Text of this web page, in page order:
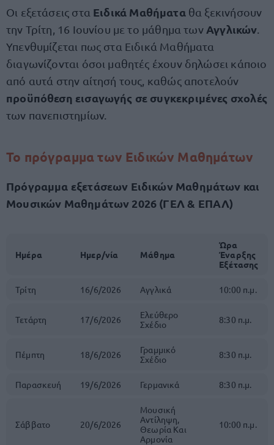
Οι εξετάσεις στα Ειδικά Μαθήματα θα ξεκινήσουν
την Τρίτη, 16 Ιουνίου με το μάθημα των Αγγλικών
Υπενθυμίζεται πως στα Ειδικά Μαθήματα
διαγωνίζονται όσοι μαθητές έχουν δηλώσει κάποιο
από αυτά στην αίτησή τους, καθώς αποτελούν
προϋπόθεση εισαγωγής σε συγκεκριμένες σχολές
των πανεπιστημίων.
Το πρόγραμμα των Ειδικών Μαθημάτων
Πρόγραμμα εξετάσεων Ειδικών Μαθημάτων και
Μουσικών Μαθημάτων 2026 (ΓΕΛ & ΕΠΑΛ)
Ημέρα Ημερ/νία Μάθημα
Ώρα
Έναρξης
Εξέτασης
Τρίτη 16/6/2026 Αγγλικά 10:00 π.μ.
Τετάρτη 17/6/2026
Ελεύθερο
Σχέδιο
8:30 π.μ.
Πέμπτη 18/6/2026
Γραμμικό
Σχέδιο
8:30 π.μ.
Παρασκευή 19/6/2026 Γερμανικά 8:30 π.μ.
Σάββατο 20/6/2026
Μουσική
Αντίληψη,
Θεωρία Και
Αρμονία
10:00 π.μ.